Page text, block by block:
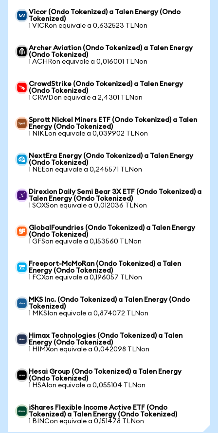
Vicor (Ondo Tokenized) a Talen Energy (Ondo
Tokenized)
1 VICRon equivale a 0,632523 TLNon
Archer Aviation (Ondo Tokenized) a Talen Energy
(Ondo Tokenized)
1 ACHRon equivale a 0,016001 TLNon
CrowdStrike (Ondo Tokenized) a Talen Energy
(Ondo Tokenized)
1 CRWDon equivale a 2,4301 TLNon
Sprott Nickel Miners ETF (Ondo Tokenized) a Talen
Energy (Ondo Tokenized)
1 NIKLon equivale a 0,039902 TLNon
NextEra Energy (Ondo Tokenized) a Talen Energy
(Ondo Tokenized)
1 NEEon equivale a 0,245571 TLNon
Direxion Daily Semi Bear 3X ETF (Ondo Tokenized) a
Talen Energy (Ondo Tokenized)
1 SOXSon equivale a 0,012036 TLNon
GlobalFoundries (Ondo Tokenized) a Talen Energy
(Ondo Tokenized)
1 GFSon equivale a 0,153560 TLNon
Freeport-McMoRan (Ondo Tokenized) a Talen
Energy (Ondo Tokenized)
1 FCXon equivale a 0,196057 TLNon
MKS Inc. (Ondo Tokenized) a Talen Energy (Ondo
Tokenized)
1 MKSIon equivale a 0,874072 TLNon
Himax Technologies (Ondo Tokenized) a Talen
Energy (Ondo Tokenized)
1 HIMXon equivale a 0,042098 TLNon
Hesai Group (Ondo Tokenized) a Talen Energy
(Ondo Tokenized)
1 HSAIon equivale a 0,055104 TLNon
iShares Flexible Income Active ETF (Ondo
Tokenized) a Talen Energy (Ondo Tokenized)
1 BINCon equivale a 0,151478 TLNon